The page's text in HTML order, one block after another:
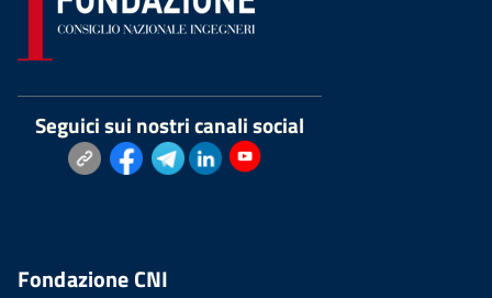
Seguici sui nostri canali social
Fondazione CNI